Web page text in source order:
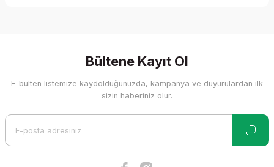
Görüş ve önerileriniz için teşekkür ederiz.
Ürün resmi kalitesiz, bozuk veya görüntülenemiyor.
Bültene Kayıt Ol
E-bülten listemize kaydolduğunuzda, kampanya ve duyurulardan ilk
sizin haberiniz olur.